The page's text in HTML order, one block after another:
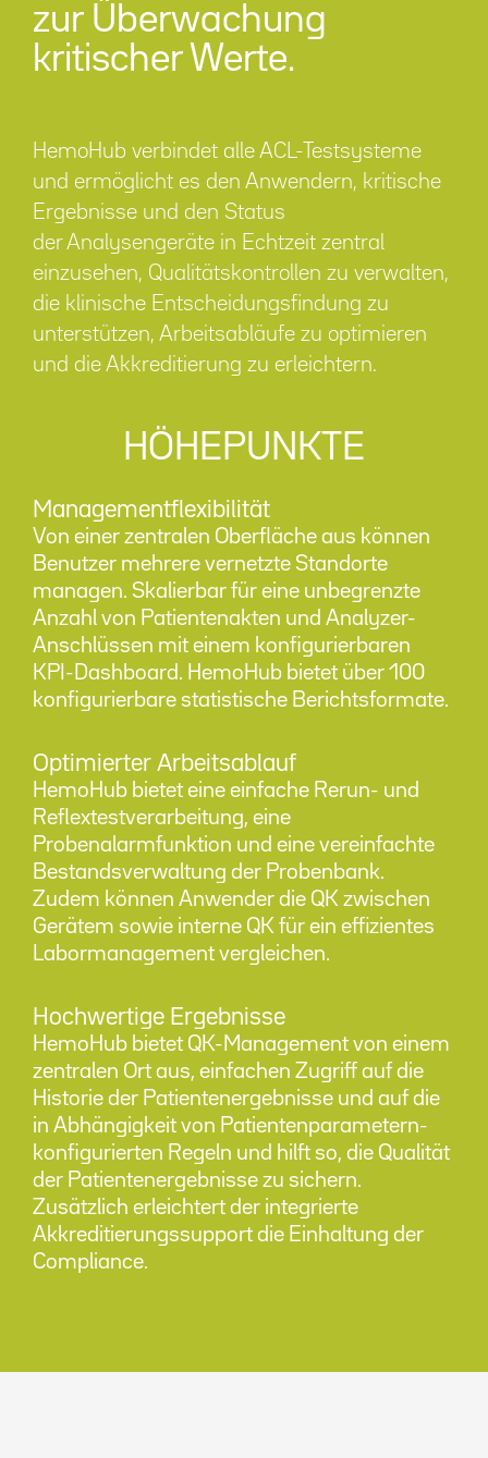
zur Überwachung
kritischer Werte.
HemoHub verbindet alle ACL-Testsysteme
und ermöglicht es den Anwendern, kritische
Ergebnisse und den Status
der Analysengeräte in Echtzeit zentral
einzusehen, Qualitätskontrollen zu verwalten,
die klinische Entscheidungsfindung zu
unterstützen, Arbeitsabläufe zu optimieren
und die Akkreditierung zu erleichtern.
HÖHEPUNKTE
Managementflexibilität
Von einer zentralen Oberfläche aus können
Benutzer mehrere vernetzte Standorte
managen. Skalierbar für eine unbegrenzte
Anzahl von Patientenakten und Analyzer-
Anschlüssen mit einem konfigurierbaren
KPI-Dashboard. HemoHub bietet über 100
konfigurierbare statistische Berichtsformate.
Optimierter Arbeitsablauf
HemoHub bietet eine einfache Rerun- und
Reflextestverarbeitung, eine
Probenalarmfunktion und eine vereinfachte
Bestandsverwaltung der Probenbank.
Zudem können Anwender die QK zwischen
Gerätem sowie interne QK für ein effizientes
Labormanagement vergleichen.
Hochwertige Ergebnisse
HemoHub bietet QK-Management von einem
zentralen Ort aus, einfachen Zugriff auf die
Historie der Patientenergebnisse und auf die
in Abhängigkeit von Patientenparametern-
konfigurierten Regeln und hilft so, die Qualität
der Patientenergebnisse zu sichern.
Zusätzlich erleichtert der integrierte
Akkreditierungssupport die Einhaltung der
Compliance.